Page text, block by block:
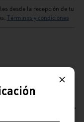
desde la recepción de tu
Términos y condiciones